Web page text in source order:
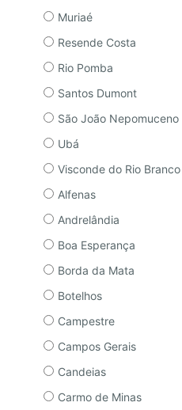
Muriaé
Resende Costa
Rio Pomba
Santos Dumont
São João Nepomuceno
Ubá
Visconde do Rio Branco
Alfenas
Andrelândia
Boa Esperança
Borda da Mata
Botelhos
Campestre
Campos Gerais
Candeias
Carmo de Minas